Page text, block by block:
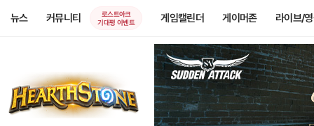
뉴스 커뮤니티
로스트아크
기대평 이벤트
게임캘린더 게이머존 라이브/